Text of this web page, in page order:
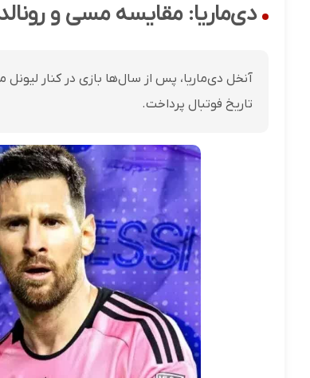
دی‌ماریا: مقایسه مسی و
آنخل دی‌ماریا، پس از سال‌ها بازی در کنار
تاریخ فوتبال پرداخت.